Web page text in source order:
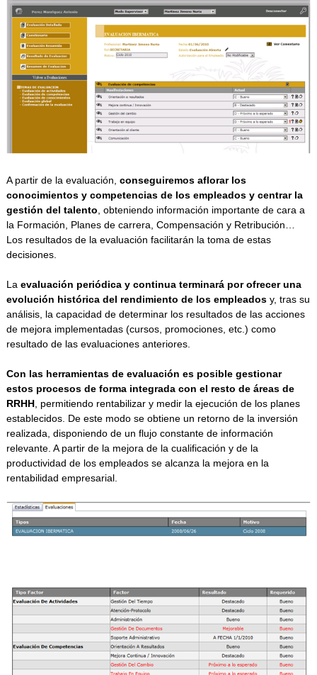
A partir de la evaluación,conseguiremos aflorar los
conocimientos y competencias de los empleados y centrar la
gestión del talento , obteniendo información importante de cara a
la Formación, Planes de carrera, Compensación y Retribución…
Los resultados de la evaluación facilitarán la toma de estas
decisiones.
La evaluación periódica y continua terminará por ofrecer una
evolución histórica del rendimiento de los empleados y, tras su
análisis, la capacidad de determinar los resultados de las acciones
de mejora implementadas (cursos, promociones, etc.) como
resultado de las evaluaciones anteriores.
Con las herramientas de evaluación es posible gestionar
estos procesos de forma integrada con el resto de áreas de
RRHH , permitiendo rentabilizar y medir la ejecución de los planes
establecidos. De este modo se obtiene un retorno de la inversión
realizada, disponiendo de un flujo constante de información
relevante. A partir de la mejora de la cualificación y de la
productividad de los empleados se alcanza la mejora en la
rentabilidad empresarial.